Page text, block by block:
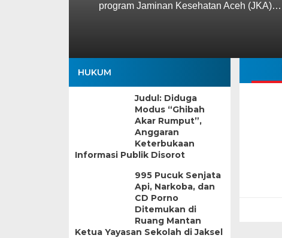
program Jaminan Kesehatan Aceh (JKA)…
HUKUM
Judul: Diduga
Modus “Ghibah
Akar Rumput”,
Anggaran
Keterbukaan
Informasi Publik Disorot
995 Pucuk Senjata
Api, Narkoba, dan
CD Porno
Ditemukan di
Ruang Mantan
Ketua Yayasan Sekolah di Jaksel